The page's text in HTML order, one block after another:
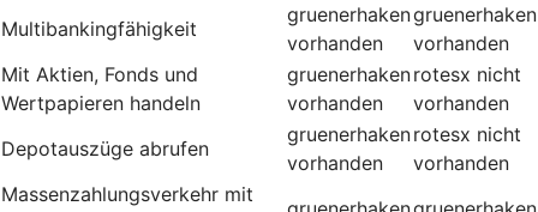
Multibankingfähigkeit
gruenerhaken
vorhanden
gruenerhaken
vorhanden
Mit Aktien, Fonds und
Wertpapieren handeln
gruenerhaken
vorhanden
rotesx nicht
vorhanden
Depotauszüge abrufen
gruenerhaken
vorhanden
rotesx nicht
vorhanden
Massenzahlungsverkehr mit